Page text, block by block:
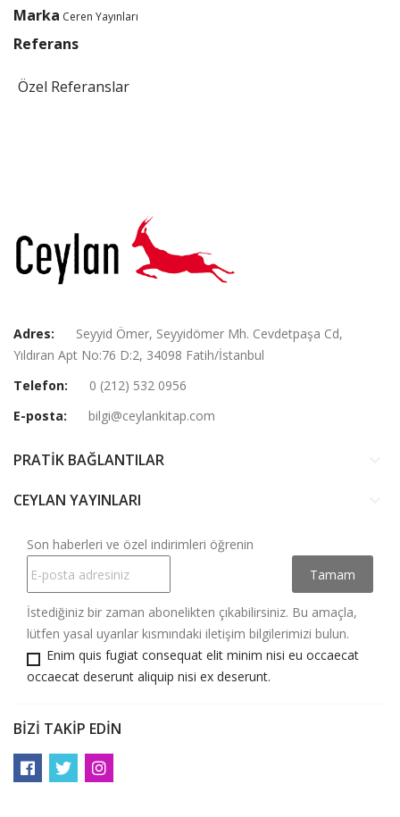
Marka Ceren Yayınları
Referans
Özel Referanslar
Adres:
Seyyid Ömer, Seyyidömer Mh. Cevdetpaşa Cd,
Yıldıran Apt No:76 D:2, 34098 Fatih/İstanbul
Telefon:
0 (212) 532 0956
E-posta:
bilgi@ceylankitap.com
PRATİK BAĞLANTILAR
CEYLAN YAYINLARI
Son haberleri ve özel indirimleri öğrenin
İstediğiniz bir zaman abonelikten çıkabilirsiniz. Bu amaçla,
lütfen yasal uyarılar kısmındaki iletişim bilgilerimizi bulun.
Enim quis fugiat consequat elit minim nisi eu occaecat
occaecat deserunt aliquip nisi ex deserunt.
BIZI TAKIP EDIN